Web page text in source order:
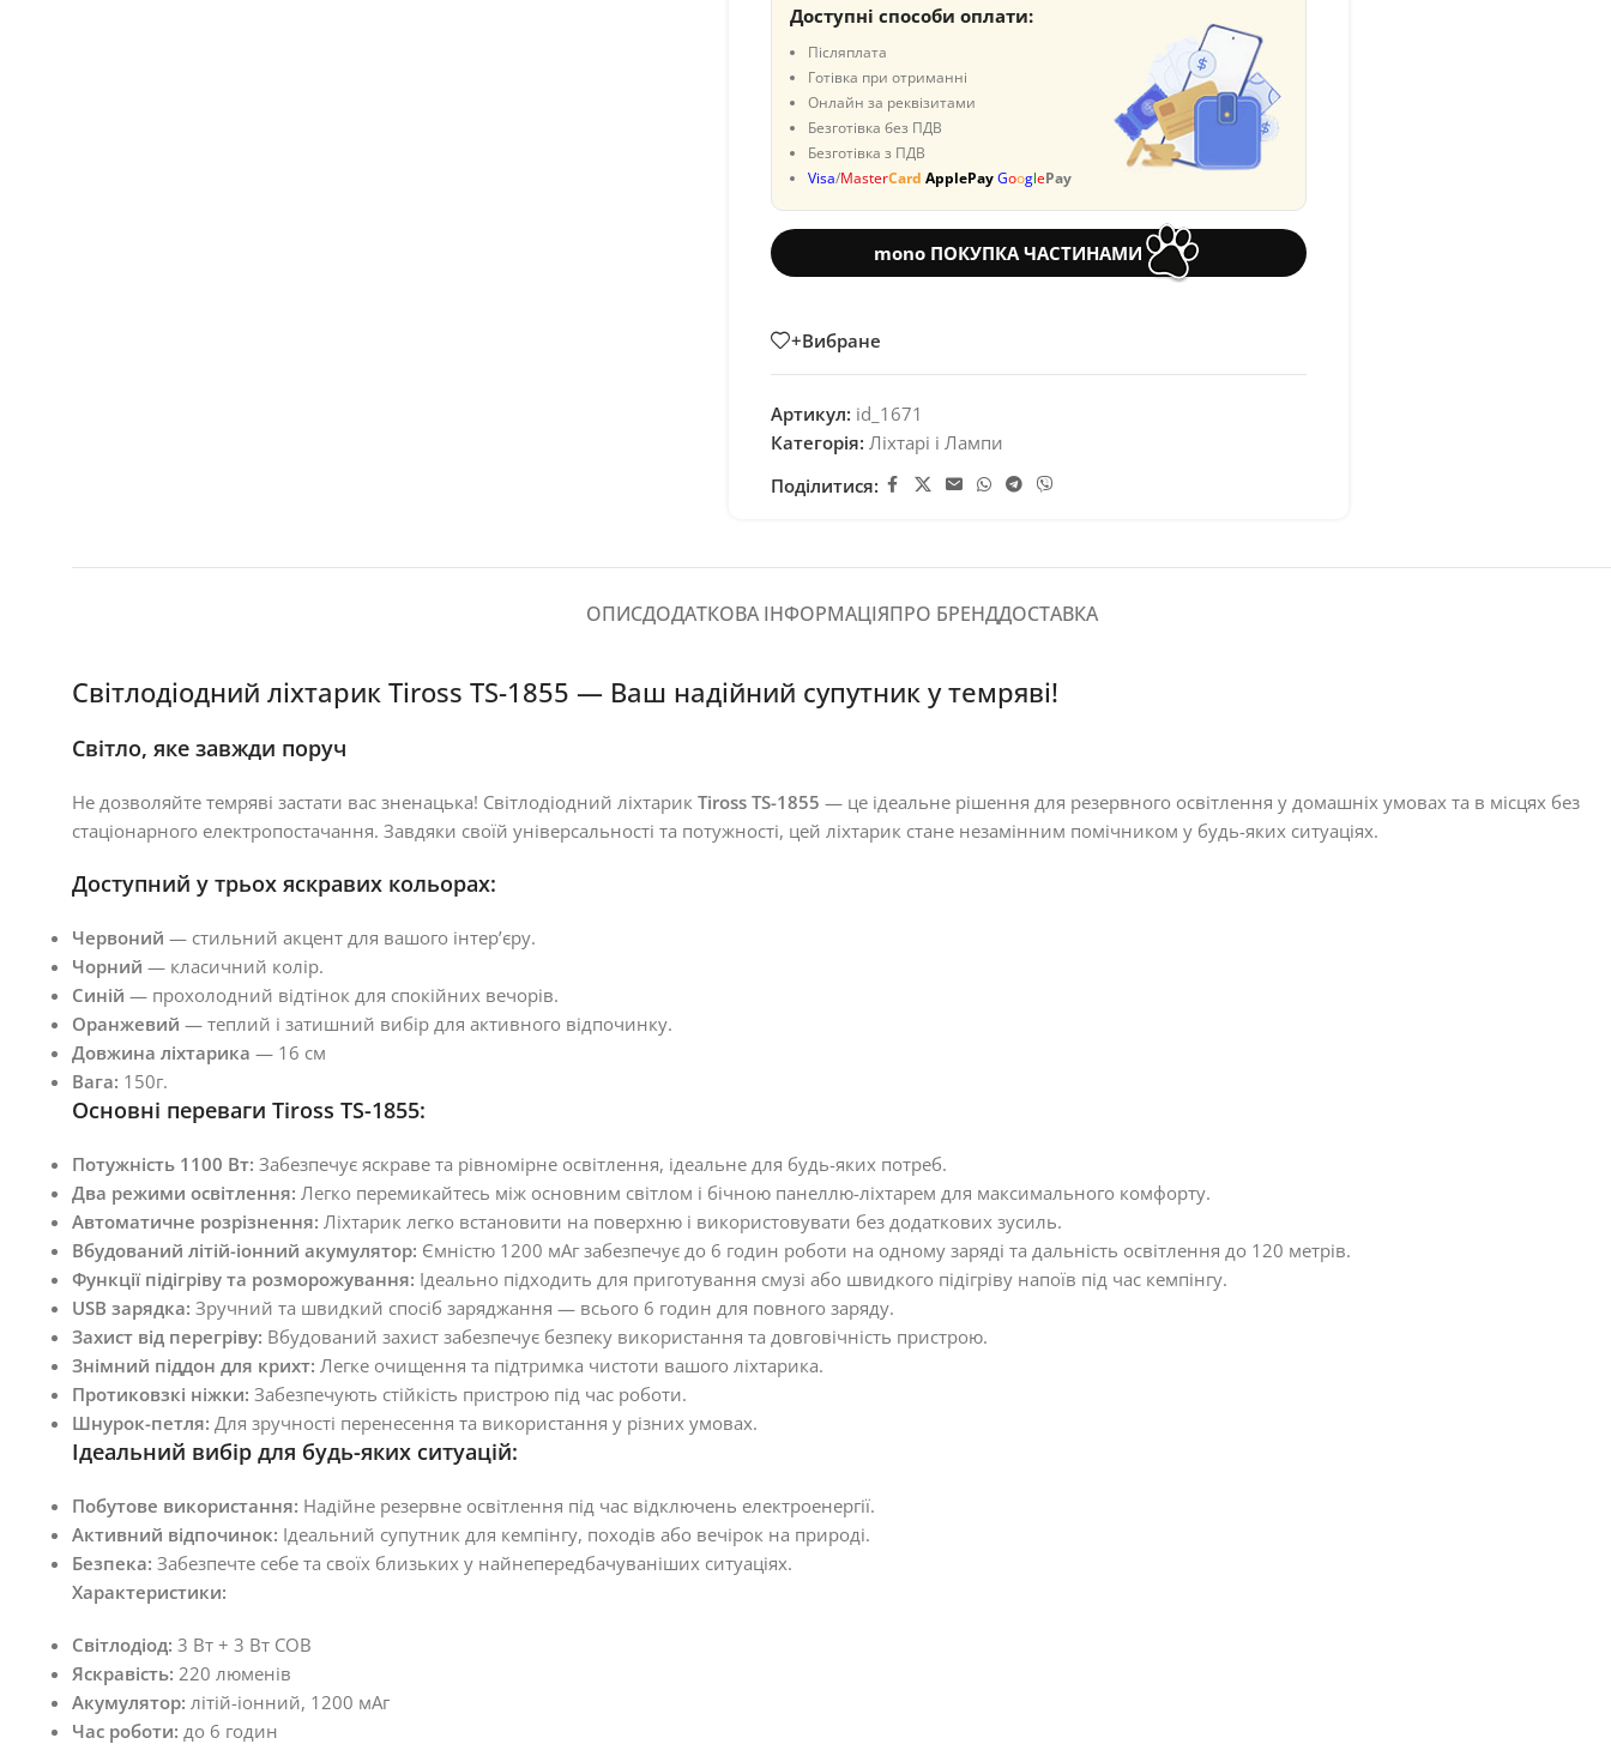
Доступні способи оплати:
Післяплата
Готівка при отриманні
Онлайн за реквізитами
Безготівка без ПДВ
Безготівка з ПДВ
Visa/MasterCard ApplePay GooglePay
mono ПОКУПКА ЧАСТИНАМИ
+Вибране
Артикул: id_1671
Категорія: Ліхтарі і Лампи
Поділитися:
ОПИСДОДАТКОВА ІНФОРМАЦІЯПРО БРЕНДДОСТАВКА
Світлодіодний ліхтарик Tiross TS-1855 — Ваш надійний супутник у темряві!
Світло, яке завжди поруч
Не дозволяйте темряві застати вас зненацька! Світлодіодний ліхтарик Tiross TS-1855 — це ідеальне рішення для резервного освітлення у домашніх умовах та в місцях без
стаціонарного електропостачання. Завдяки своїй універсальності та потужності, цей ліхтарик стане незамінним помічником у будь-яких ситуаціях.
Доступний у трьох яскравих кольорах:
Червоний — стильний акцент для вашого інтер’єру.
Чорний — класичний колір.
Синій — прохолодний відтінок для спокійних вечорів.
Оранжевий — теплий і затишний вибір для активного відпочинку.
Довжина ліхтарика — 16 см
Вага: 150г.
Основні переваги Tiross TS-1855:
Потужність 1100 Вт: Забезпечує яскраве та рівномірне освітлення, ідеальне для будь-яких потреб.
Два режими освітлення: Легко перемикайтесь між основним світлом і бічною панеллю-ліхтарем для максимального комфорту.
Автоматичне розрізнення: Ліхтарик легко встановити на поверхню і використовувати без додаткових зусиль.
Вбудований літій-іонний акумулятор: Ємністю 1200 мАг забезпечує до 6 годин роботи на одному заряді та дальність освітлення до 120 метрів.
Функції підігріву та розморожування: Ідеально підходить для приготування смузі або швидкого підігріву напоїв під час кемпінгу.
USB зарядка: Зручний та швидкий спосіб заряджання — всього 6 годин для повного заряду.
Захист від перегріву: Вбудований захист забезпечує безпеку використання та довговічність пристрою.
Знімний піддон для крихт: Легке очищення та підтримка чистоти вашого ліхтарика.
Протиковзкі ніжки: Забезпечують стійкість пристрою під час роботи.
Шнурок-петля: Для зручності перенесення та використання у різних умовах.
Ідеальний вибір для будь-яких ситуацій:
Побутове використання: Надійне резервне освітлення під час відключень електроенергії.
Активний відпочинок: Ідеальний супутник для кемпінгу, походів або вечірок на природі.
Безпека: Забезпечте себе та своїх близьких у найнепередбачуваніших ситуаціях.
Характеристики:
Світлодіод: 3 Вт + 3 Вт COB
Яскравість: 220 люменів
Акумулятор: літій-іонний, 1200 мАг
Час роботи: до 6 годин